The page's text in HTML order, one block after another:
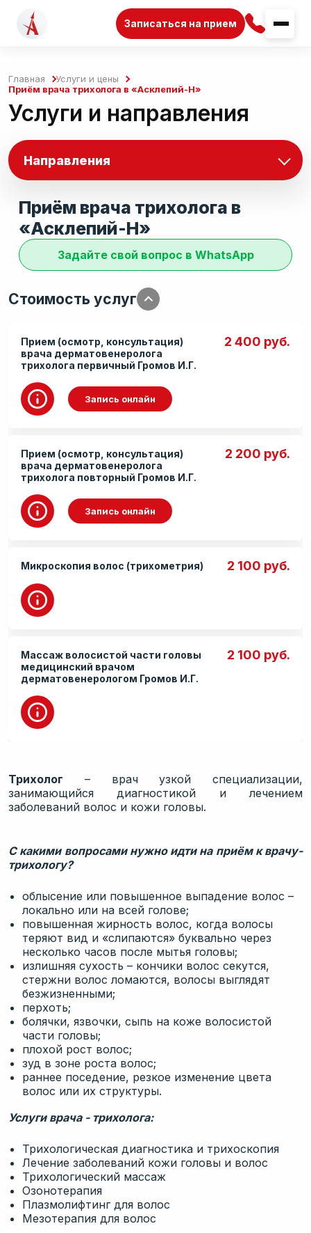
Записаться на прием
Главная
Услуги и цены
Приём врача трихолога в «Асклепий-Н»
Услуги и направления
Направления
Лаборатория (Анализы)
УЗИ
Генетическая карта здоровья
Рентген
Отделение реабилитации и восстановления
Медицинская комиссия
Поликлинические врачи
Отделение хирургии
Отделение дерматовенерологии
Гинеколог
Детский массаж
Функциональная диагностика
Приём врача трихолога в
«Асклепий-Н»
Задайте свой вопрос в WhatsApp
Стоимость услуг
Прием (осмотр, консультация)
врача дерматовенеролога
трихолога первичный Громов И.Г.
2 400 руб.
Запись онлайн
Прием (осмотр, консультация)
врача дерматовенеролога
трихолога повторный Громов И.Г.
2 200 руб.
Запись онлайн
Микроскопия волос (трихометрия) 2 100 руб.
Массаж волосистой части головы
медицинский врачом
дерматовенерологом Громов И.Г.
2 100 руб.
Трихолог – врач узкой специализации,
занимающийся диагностикой и лечением
заболеваний волос и кожи головы.
С какими вопросами нужно идти на приём к врачу-
трихологу?
облысение или повышенное выпадение волос –
локально или на всей голове;
повышенная жирность волос, когда волосы
теряют вид и «слипаются» буквально через
несколько часов после мытья головы;
излишняя сухость – кончики волос секутся,
стержни волос ломаются, волосы выглядят
безжизненными;
перхоть;
болячки, язвочки, сыпь на коже волосистой
части головы;
плохой рост волос;
зуд в зоне роста волос;
раннее поседение, резкое изменение цвета
волос или их структуры.
Услуги врача - трихолога:
Трихологическая диагностика и трихоскопия
Лечение заболеваний кожи головы и волос
Трихологический массаж
Озонотерапия
Плазмолифтинг для волос
Мезотерапия для волос